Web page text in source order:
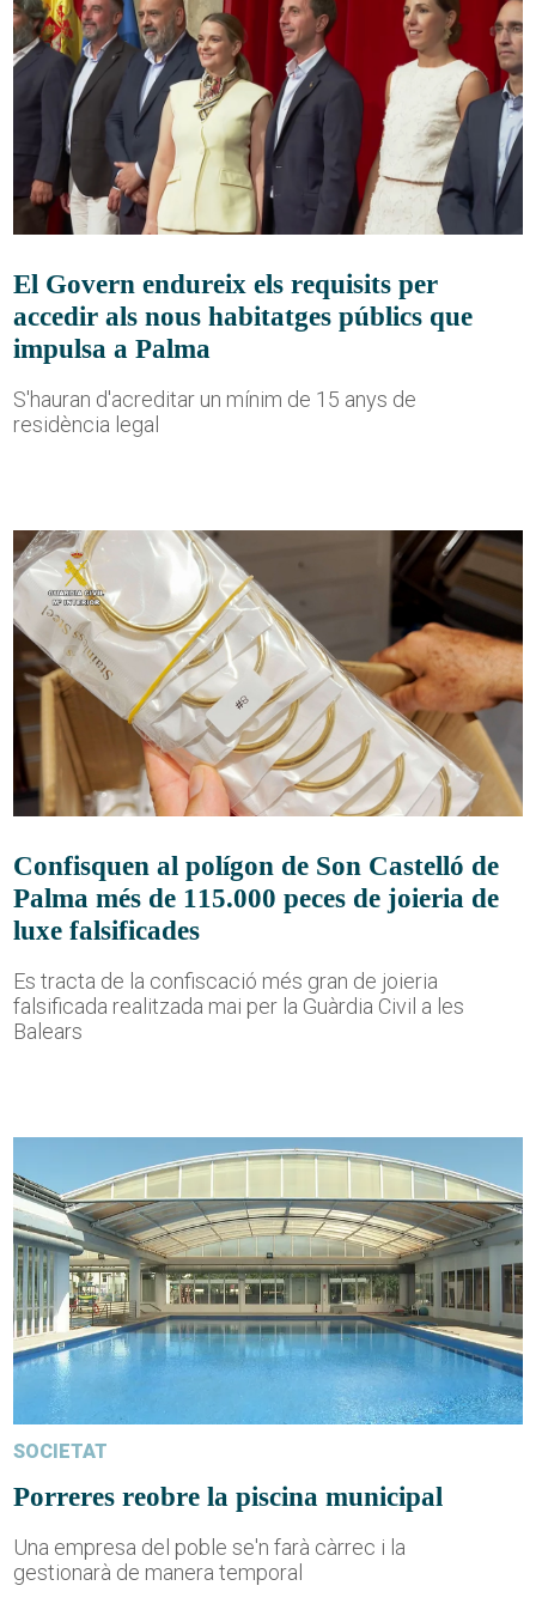
El Govern endureix els requisits per
accedir als nous habitatges públics que
impulsa a Palma
S'hauran d'acreditar un mínim de 15 anys de
residència legal
Confisquen al polígon de Son Castelló de
Palma més de 115.000 peces de joieria de
luxe falsificades
Es tracta de la confiscació més gran de joieria
falsificada realitzada mai per la Guàrdia Civil a les
Balears
SOCIETAT
Porreres reobre la piscina municipal
Una empresa del poble se'n farà càrrec i la
gestionarà de manera temporal